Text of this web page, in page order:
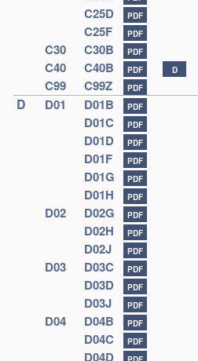
C25D PDF
C25F PDF
C30 C30B PDF
C40 C40B PDF D
C99 C99Z PDF
D D01 D01B PDF
D01C PDF
D01D PDF
D01F PDF
D01G PDF
D01H PDF
D02 D02G PDF
D02H PDF
D02J PDF
D03 D03C PDF
D03D PDF
D03J PDF
D04 D04B PDF
D04C PDF
D04D